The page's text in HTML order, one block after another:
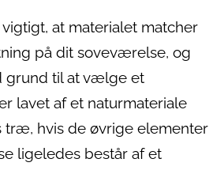
at materialet matcher
på dit soveværelse, og
grund til at vælge et
lavet af et naturmateriale
træ, hvis de øvrige elementer
ligeledes består af et